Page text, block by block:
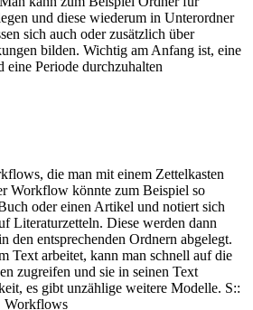
und diese wiederum in Unterordner
sich auch oder zusätzlich über
bilden. Wichtig am Anfang ist, eine
eine Periode durchzuhalten
die man mit einem Zettelkasten
Workflow könnte zum Beispiel so
oder einen Artikel und notiert sich
Literaturzetteln. Diese werden dann
den entsprechenden Ordnern abgelegt.
Text arbeitet, kann man schnell auf die
zugreifen und sie in seinen Text
es gibt unzählige weitere Modelle. S::